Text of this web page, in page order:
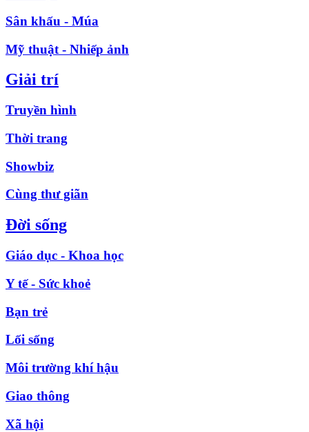
Sân khấu - Múa
Mỹ thuật - Nhiếp ảnh
Giải trí
Truyền hình
Thời trang
Showbiz
Cùng thư giãn
Đời sống
Giáo dục - Khoa học
Y tế - Sức khoẻ
Bạn trẻ
Lối sống
Môi trường khí hậu
Giao thông
Xã hội